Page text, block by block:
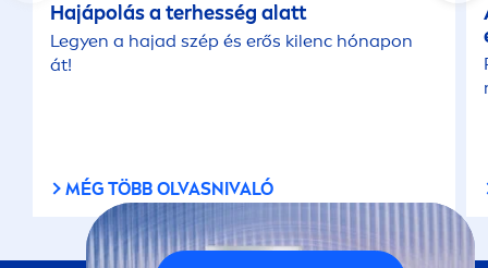
Hajápolás a terhesség alatt
Legyen a hajad szép és erős kilenc hónapon
át!
MÉG TÖBB OLVASNIVALÓ